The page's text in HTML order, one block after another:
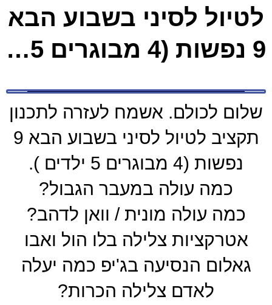
לטיול לסיני בשבוע הבא
9 נפשות (4 מבוגרים 5…
שלום לכולם. אשמח לעזרה לתכנון
תקציב לטיול לסיני בשבוע הבא 9
נפשות (4 מבוגרים 5 ילדים ).
כמה עולה במעבר הגבול?
כמה עולה מונית / וואן לדהב?
אטרקציות צלילה בלו הול ואבו
גאלום הנסיעה בג'יפ כמה יעלה
לאדם צלילה הכרות?